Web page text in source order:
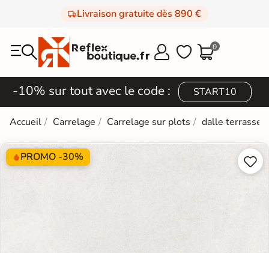
Livraison gratuite dès 890 €
  0
-10% sur tout avec le code : START10
Accueil Carrelage Carrelage sur plots dalle terrasse
PROMO -30% 
